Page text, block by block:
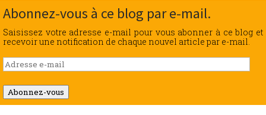
Abonnez-vous à ce blog par e-mail.
Saisissez votre adresse e-mail pour vous abonner à ce blog et
recevoir une notification de chaque nouvel article par e-mail.
Adresse
e-
mail
Abonnez-vous